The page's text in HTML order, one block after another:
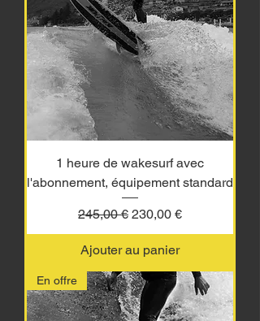
1 heure de wakesurf avec
l'abonnement, équipement standard
Prix original
245,00 € Prix promotionnel
230,00 €
Ajouter au panier
En offre